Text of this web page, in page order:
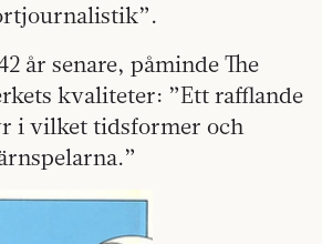
år senare, påminde The
kvaliteter: ”Ett rafflande
i vilket tidsformer och